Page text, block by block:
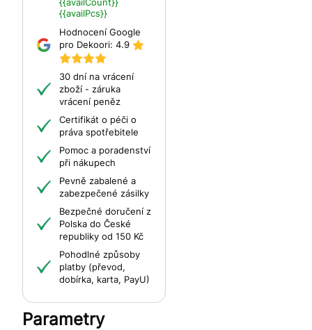
{{availPcs}}
Hodnocení Google
pro Dekoori: 4.9
30 dní na vrácení
zboží - záruka
vrácení peněz
Certifikát o péči o
práva spotřebitele
Pomoc a poradenství
při nákupech
Pevně zabalené a
zabezpečené zásilky
Bezpečné doručení z
Polska do České
republiky od 150 Kč
Pohodlné způsoby
platby (převod,
dobírka, karta, PayU)
Parametry